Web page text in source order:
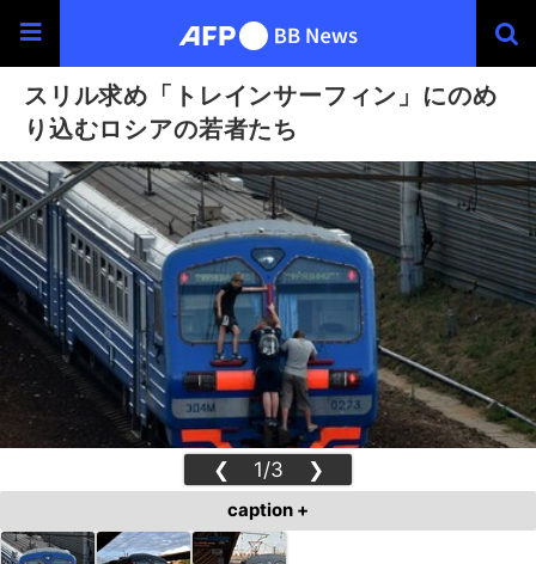
スリル求め「トレインサーフィン」にのめ
り込むロシアの若者たち
❮ 1/3 ❯
caption +